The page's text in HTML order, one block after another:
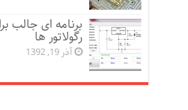
برنامه ای جالب
رگولاتور ها
آذر 19, 1392